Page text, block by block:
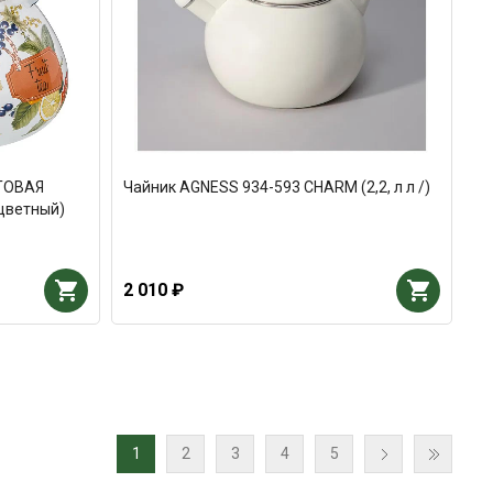
Чайник AGNESS 934-593 CHARM (2,2, л л /)
2 010 ₽
1 2 3 4 5